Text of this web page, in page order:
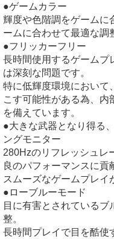
●ゲームカラー
輝度や色階調をゲームに
ームに合わせて最適な調
●フリッカーフリー
長時間使用するゲームプ
は深刻な問題です。
特に低輝度環境において
こす可能性がある為、内
を備えています。
●大きな武器となり得る
ングモニター
280Hzのリフレッシュレ
良のパフォーマンスに貢
スムーズなゲームプレイ
●ローブルーモード
目に有害とされているブ
整。
長時間プレイで目を酷使